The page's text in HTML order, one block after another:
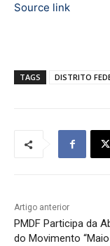
Source link
TAGS DISTRITO
Artigo anterior
PMDF Participa da
do Movimento “Maio